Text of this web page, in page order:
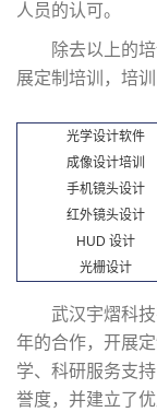
人员的认可。
除去以上的
展定制培训，培
光学设计软件
成像设计培训
手机镜头设计
红外镜头设计
HUD 设计
光栅设计
武汉宇熠科
年的合作，开展
学、科研服务支
誉度，并建立了